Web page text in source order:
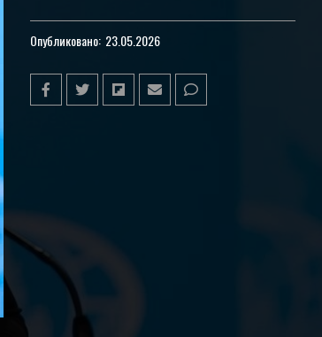
Опубликовано: 23.05.2026